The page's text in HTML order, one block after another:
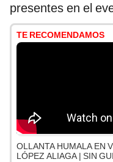
presentes en el
TE RECOMENDAMOS
OLLANTA HUMALA EN
LÓPEZ ALIAGA | SIN